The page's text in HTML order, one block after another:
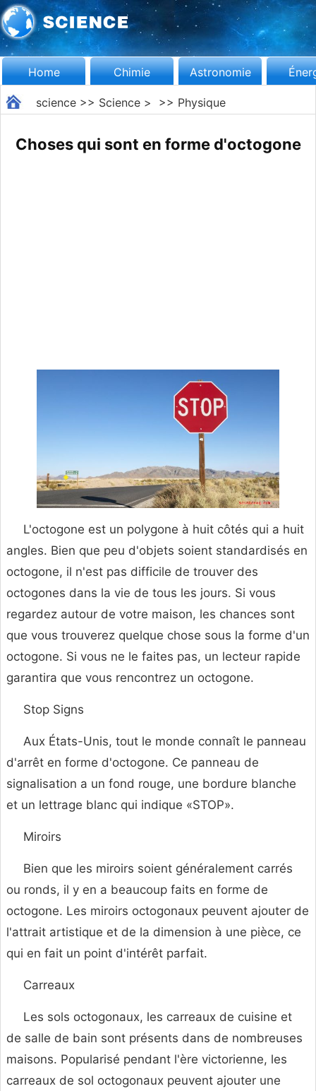
Home Chimie Astronomie
science>> Science> >> Physique
Choses qui sont en forme d'octogone
L'octogone est un polygone à huit côtés qui a huit
angles. Bien que peu d'objets soient standardisés en
octogone, il n'est pas difficile de trouver des
octogones dans la vie de tous les jours. Si vous
regardez autour de votre maison, les chances sont
que vous trouverez quelque chose sous la forme d'un
octogone. Si vous ne le faites pas, un lecteur rapide
garantira que vous rencontrez un octogone.
Stop Signs
Aux États-Unis, tout le monde connaît le panneau
d'arrêt en forme d'octogone. Ce panneau de
signalisation a un fond rouge, une bordure blanche
et un lettrage blanc qui indique «STOP».
Miroirs
Bien que les miroirs soient généralement carrés
ou ronds, il y en a beaucoup faits en forme de
octogone. Les miroirs octogonaux peuvent ajouter de
l'attrait artistique et de la dimension à une pièce, ce
qui en fait un point d'intérêt parfait.
Carreaux
Les sols octogonaux, les carreaux de cuisine et
de salle de bain sont présents dans de nombreuses
maisons. Popularisé pendant l'ère victorienne, les
carreaux de sol octogonaux peuvent ajouter une